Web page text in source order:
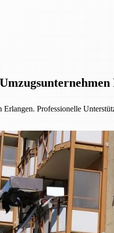
Professionelle